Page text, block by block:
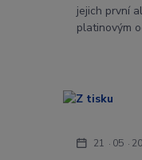
jejich první
platinovým
21 05